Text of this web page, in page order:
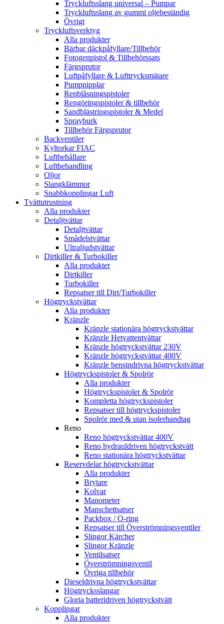
Tryckluftsslang universal – Pumpar
Tryckluftsslang av gummi oljebeständig
Övrigt
Tryckluftsverktyg
Alla produkter
Bärbar däckpåfyllare/Tillbehör
Fotogenpistol & Tillbehörssats
Färgsprutor
Luftpåfyllare & Lufttrycksmätare
Pumpnipplar
Renblåsningspistoler
Rengöringspistoler & tillbehör
Sandblästringspistoler & Medel
Sprayburk
Tillbehör Färgsprutor
Backventiler
Kyltorkar FIAC
Luftbehållare
Luftbehandling
Oljor
Slangklämmor
Snabbkopplingar Luft
Tvättutrustning
Alla produkter
Detaljtvättar
Detaljtvättar
Smådelstvättar
Ultraljudstvättar
Dirtkiller & Turbokiller
Alla produkter
Dirtkiller
Turbokiller
Repsatser till Dirt/Turbokiller
Högtryckstvättar
Alla produkter
Kränzle
Kränzle stationära högtryckstvättar
Kränzle Hetvattentvättar
Kränzle högtryckstvättar 230V
Kränzle högtryckstvättar 400V
Kränzle bensindrivna högtryckstvättar
Högtryckspistoler & Spolrör
Alla produkter
Högtryckspistoler & Spolrör
Kompletta högtryckspistoler
Repsatser till högtryckspistoler
Spolrör med & utan isolerhandtag
Reno
Reno högtryckstvättar 400V
Reno hydrauldriven högtryckstvätt
Reno stationära högtryckstvättar
Reservdelar högtryckstvättar
Alla produkter
Brytare
Kolvar
Manometer
Manschettsatser
Packbox / O-ring
Repsatser till Överströmningsventiler
Slingor Kärcher
Slingor Kränzle
Ventilsatser
Överströmningsventil
Övriga tillbehör
Dieseldrivna högtryckstvättar
Högtrycksslangar
Gloria batteridriven högtryckstvätt
Kopplingar
Alla produkter